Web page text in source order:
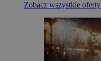
Zobacz wszystkie oferty